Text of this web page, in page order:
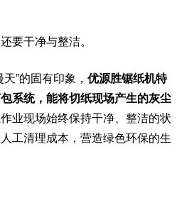
要干净与整洁。
”的固有印象， 优源胜锯纸机特
系统，能将切纸现场产生的灰尘
业现场始终保持干净、整洁的状
工清理成本，营造绿色环保的生